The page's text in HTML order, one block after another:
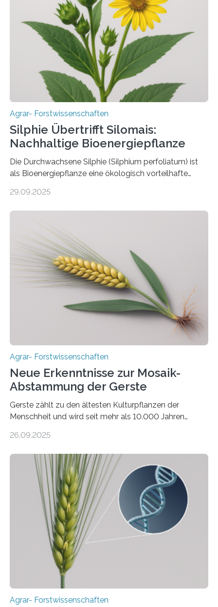
bekämpfen, während gleichzeitig nützliche Insekten
erhalten bleiben. An der Justus-Liebig-Universität
Gießen (JLU) erforscht die Arbeitsgruppe von Prof. Dr.
Marc F. Schetelig am Institut für
Insektenbiotechnologie neue biologische und
biotechnologische Verfahren zur…
Agrar- Forstwissenschaften
Silphie Übertrifft Silomais:
Nachhaltige Bioenergiepflanze
Die Durchwachsene Silphie (Silphium perfoliatum) ist
als Bioenergiepflanze eine ökologisch vorteilhafte
mehrjährigen Vergleichsstudie von Forschenden der
nach nachhaltigen Alternativen zur Energiegewinnung
aus landwirtschaftlichen Kulturen ist ein zentrales
Anliegen im Zuge der europäischen Klimaziele, bis
2050 klimaneutral zu werden. In Deutschland dominiert
bislang der Mais als Energiepflanze, doch sein Anbau
bringt ökologische Herausforderungen mit sich:
Bodenerosion, Nährstoffauswaschung und…
29.09.2025
Agrar- Forstwissenschaften
Neue Erkenntnisse zur Mosaik-
Abstammung der Gerste
Gerste zählt zu den ältesten Kulturpflanzen der
Menschheit und wird seit mehr als 10.000 Jahren
einzigen Ort domestiziert wurde. Eine neue Studie eines
Instituts für Pflanzengenetik und
Kulturpflanzenforschung (IPK) zeigt, dass die heutige
Gerste aus verschiedenen Wildpopulationen im
sogenannten Fruchtbaren Halbmond hervorgegangen
ist. Sie besitzt also eine Art „Mosaik-Abstammung“. Die
Ergebnisse der Studie wurden heute in der
Fachzeitschrift „Nature“ veröffentlicht. Die
Forschungsgruppe hat die Evolution und…
26.09.2025
Agrar- Forstwissenschaften